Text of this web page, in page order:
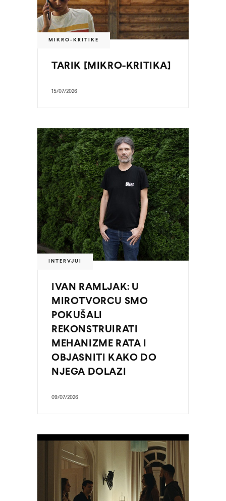
MIKRO-KRITIKE
TARIK [MIKRO-KRITIKA]
15/07/2026
INTERVJUI
IVAN RAMLJAK: U
MIROTVORCU SMO
POKUŠALI
REKONSTRUIRATI
MEHANIZME RATA I
OBJASNITI KAKO DO
NJEGA DOLAZI
09/07/2026